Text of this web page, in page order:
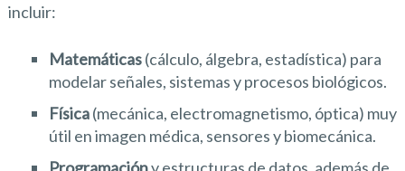
incluir:
Matemáticas(cálculo, álgebra, estadística) para
modelar señales, sistemas y procesos biológicos.
Física(mecánica, electromagnetismo, óptica) muy
útil en imagen médica, sensores y biomecánica.